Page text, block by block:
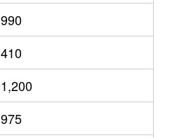
990
410
1,200
975